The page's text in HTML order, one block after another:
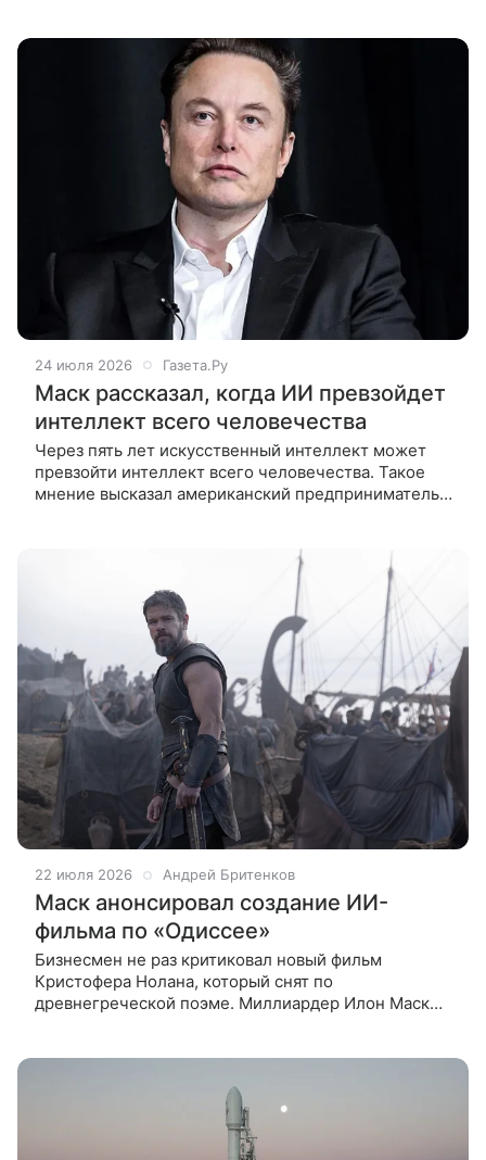
24 июля 2026 Газета.Ру
Маск рассказал, когда ИИ превзойдет
интеллект всего человечества
Через пять лет искусственный интеллект может
превзойти интеллект всего человечества. Такое
мнение высказал американский предприниматель
22 июля 2026 Андрей Бритенков
Маск анонсировал создание ИИ-
фильма по «Одиссее»
Бизнесмен не раз критиковал новый фильм
Кристофера Нолана, который снят по
древнегреческой поэме. Миллиардер Илон Маск